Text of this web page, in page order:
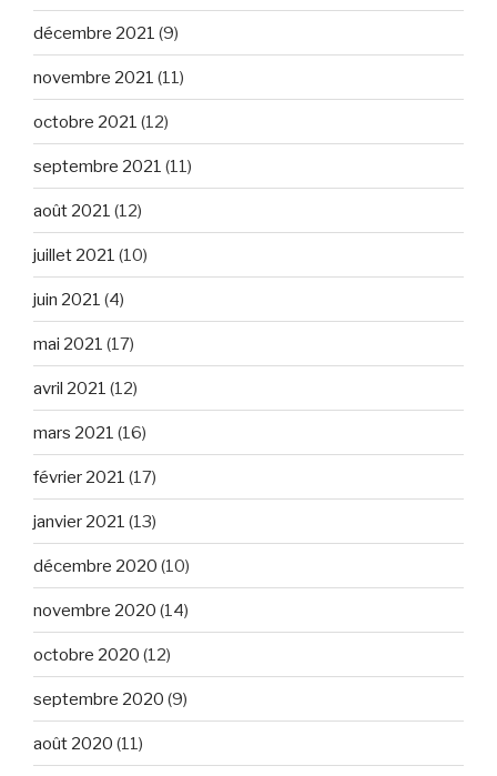
décembre 2021 (9)
novembre 2021 (11)
octobre 2021 (12)
septembre 2021 (11)
août 2021 (12)
juillet 2021 (10)
juin 2021 (4)
mai 2021 (17)
avril 2021 (12)
mars 2021 (16)
février 2021 (17)
janvier 2021 (13)
décembre 2020 (10)
novembre 2020 (14)
octobre 2020 (12)
septembre 2020 (9)
août 2020 (11)